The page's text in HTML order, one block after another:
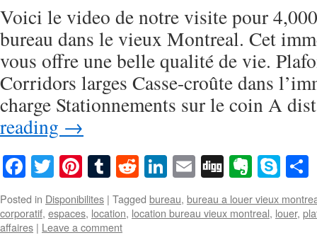
Voici le video de notre visite pour 4,000
bureau dans le vieux Montreal. Cet
vous offre une belle qualité de vie.
Corridors larges Casse-croûte dans
charge Stationnements sur le coin A
reading →
Facebook
TwitterPinterest
Tumblr
RedditLinkedIn
EmailDigg
Posted in Disponibilites | Tagged bureau, bureau a louer vieux
corporatif, espaces, location, location bureau vieux montreal, louer,
affaires | Leave a comment